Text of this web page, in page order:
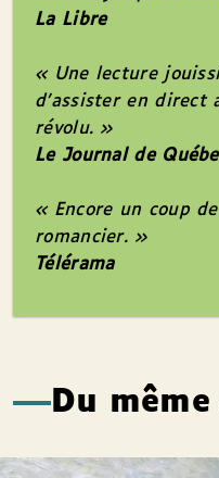
La Libre
« Une lecture
d’assister en direct
révolu. »
Le Journal de
« Encore un coup
romancier. »
Télérama
Du